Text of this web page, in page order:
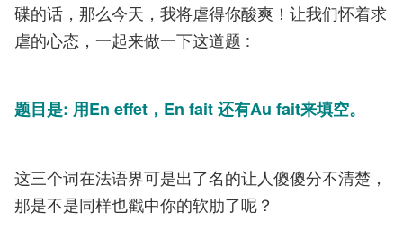
碟的话，那么今天，我将虐得你酸爽！让我们怀着求
虐的心态，一起来做一下这道题 :
题目是: 用En effet，En fait 还有Au fait来填空。
这三个词在法语界可是出了名的让人傻傻分不清楚，
那是不是同样也戳中你的软肋了呢？